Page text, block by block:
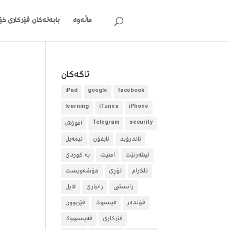
ماڵەوە بابەتەکان فێرکاری
تاگه‌كان
facebook
google
iPad
iPhone
iTunes
learning
security
Telegram
آموزش
ئاندرۆید
ئایفۆن
ئیمەیل
ئینتەرنێت
امنیت
بە کوردی
تلگرام
تۆڕی
خۆشەویست
زانستی
زانیاری
فایل
فۆلده‌ر
فیسبوک
فێربوون
فێرکاری
فەیسبووک